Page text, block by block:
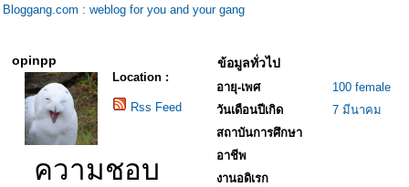
Bloggang.com : weblog for you and your gang
opinpp
Location :
Rss Feed
ความชอบ
ข้อมูลทั่วไป
อายุ-เพศ
100 female
วันเดือนปีเกิด
7 มีนาคม
สถาบันการศึกษา
อาชีพ
งานอดิเรก